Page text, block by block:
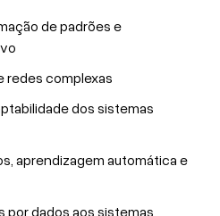
de padrões e
redes complexas
dos sistemas
aprendizagem automática e
por dados aos sistemas